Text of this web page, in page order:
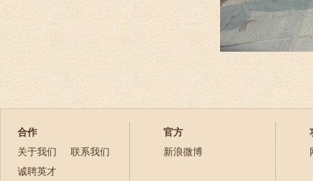
合作
关于我们
联系我们
诚聘英才
官方
新浪微博